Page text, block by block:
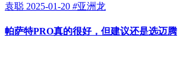
袁聪 2025-01-20 #亚洲龙
帕萨特PRO真的很好，但建议还是选迈腾